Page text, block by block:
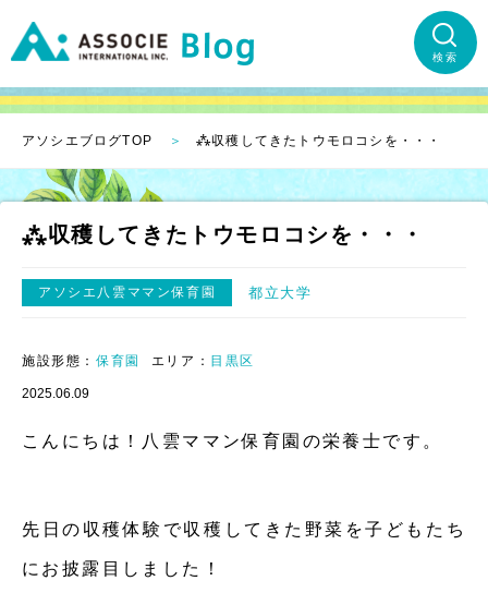
検索
アソシエブログTOP ⁂収穫してきたトウモロコシを・・・
⁂収穫してきたトウモロコシを・・・
アソシエ八雲ママン保育園 都立大学
施設形態： 保育園 エリア： 目黒区
2025.06.09
こんにちは！八雲ママン保育園の栄養士です。
先日の収穫体験で収穫してきた野菜を子どもたち
にお披露目しました！